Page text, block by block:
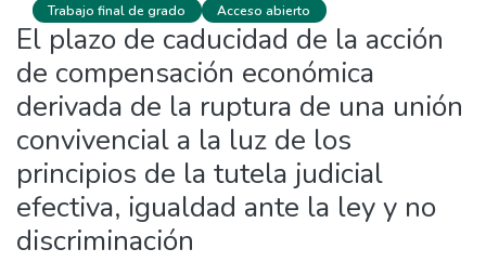
Trabajo final de grado Acceso abierto
El plazo de caducidad de la acción
de compensación económica
derivada de la ruptura de una unión
convivencial a la luz de los
principios de la tutela judicial
efectiva, igualdad ante la ley y no
discriminación